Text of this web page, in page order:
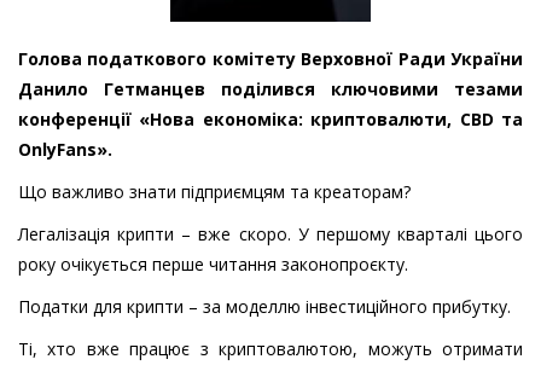
Голова податкового комітету Верховної Ради України
Данило Гетманцев поділився ключовими тезами
конференції «Нова економіка: криптовалюти, CBD та
OnlyFans».
Що важливо знати підприємцям та креаторам?
Легалізація крипти – вже скоро. У першому кварталі цього
року очікується перше читання законопроєкту.
Податки для крипти – за моделлю інвестиційного прибутку.
Ті, хто вже працює з криптовалютою, можуть отримати